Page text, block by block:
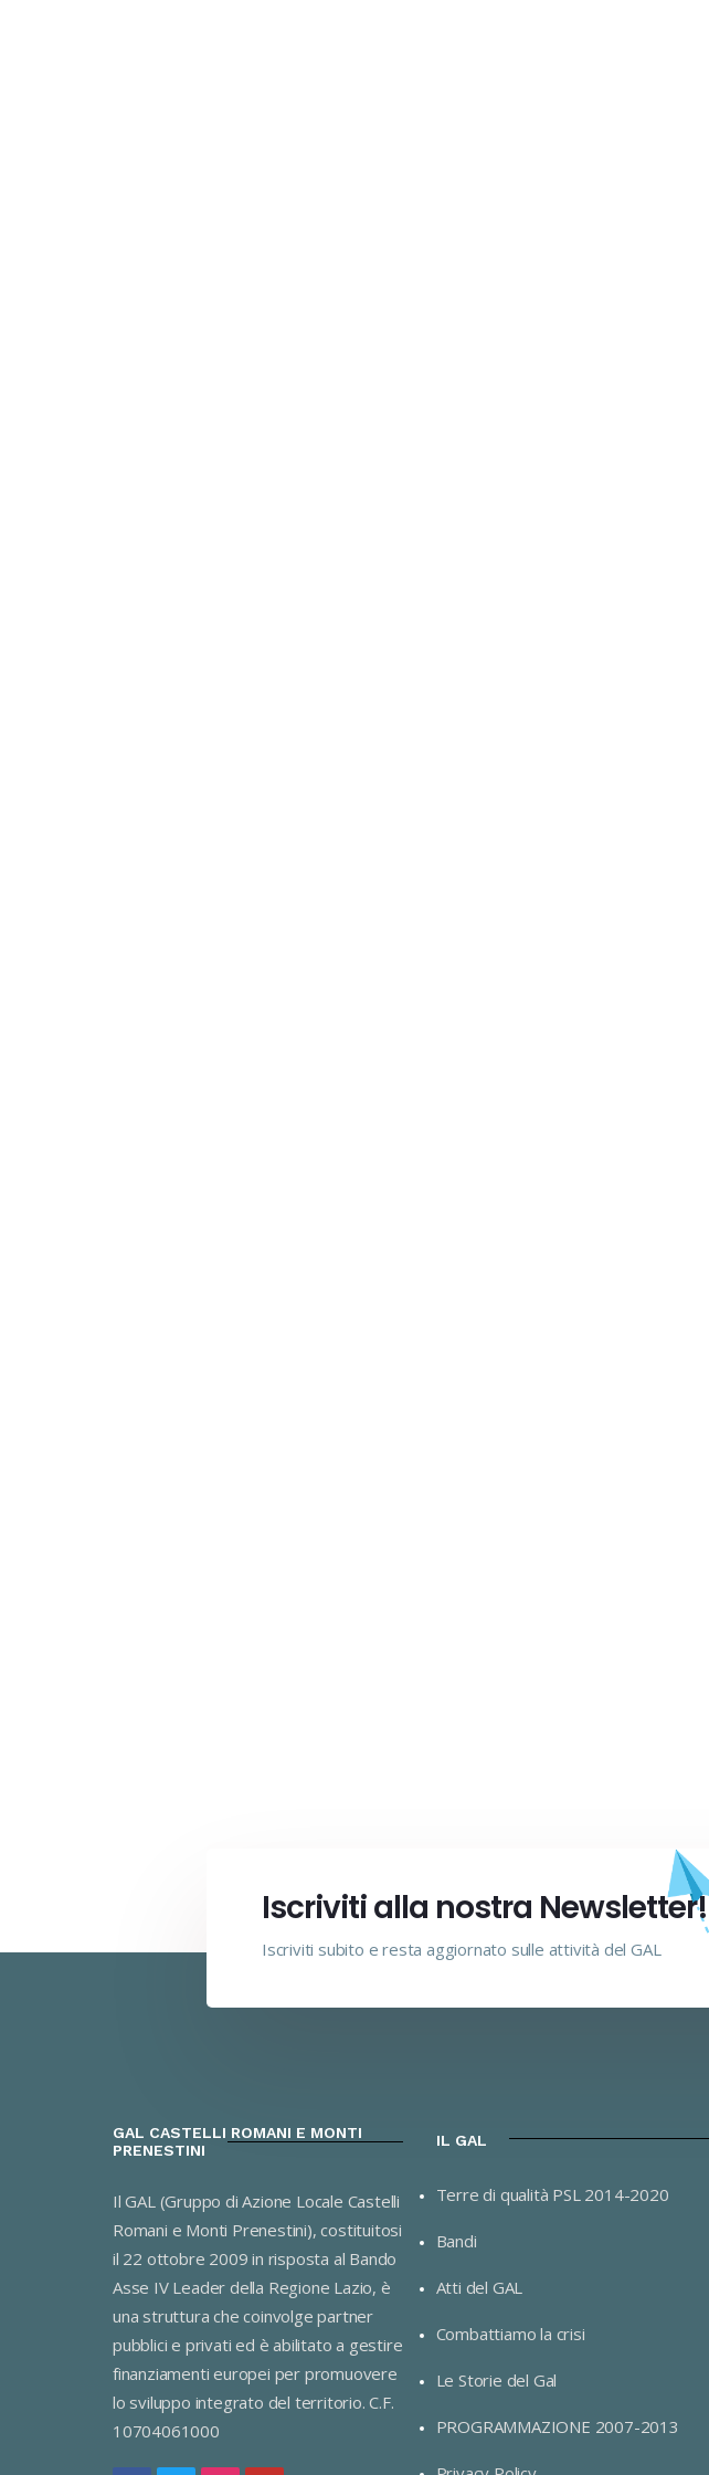
Iscriviti alla nostra Newsletter!
Iscriviti subito e resta aggiornato sulle attività del GAL
GAL CASTELLI ROMANI E MONTI
PRENESTINI
Il GAL (Gruppo di Azione Locale Castelli
Romani e Monti Prenestini), costituitosi
il 22 ottobre 2009 in risposta al Bando
Asse IV Leader della Regione Lazio, è
una struttura che coinvolge partner
pubblici e privati ed è abilitato a gestire
finanziamenti europei per promuovere
lo sviluppo integrato del territorio. C.F.
10704061000
IL GAL
Terre di qualità PSL 2014-2020
Bandi
Atti del GAL
Combattiamo la crisi
Le Storie del Gal
PROGRAMMAZIONE 2007-2013